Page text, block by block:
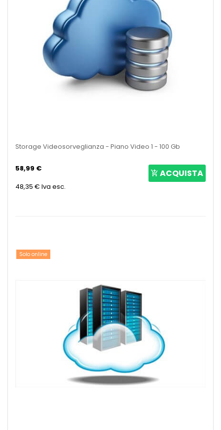
Storage Videosorveglianza - Piano Video 1 - 100 Gb
58,99 €
48,35 € Iva esc.
ACQUISTA
Solo online